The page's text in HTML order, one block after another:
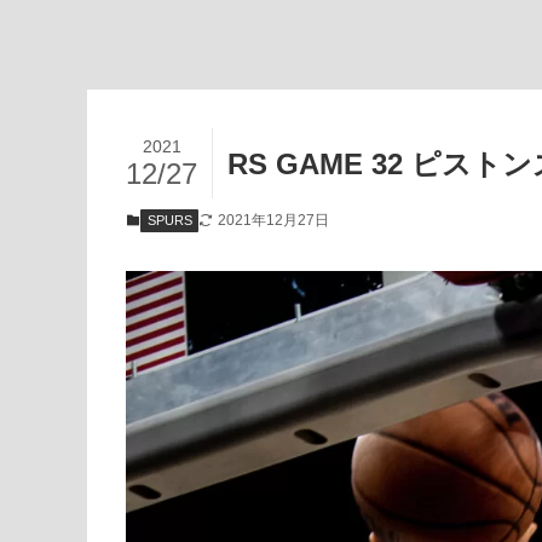
RS GAME 32 ピストン
2021
12/27
SPURS 2021年12月27日